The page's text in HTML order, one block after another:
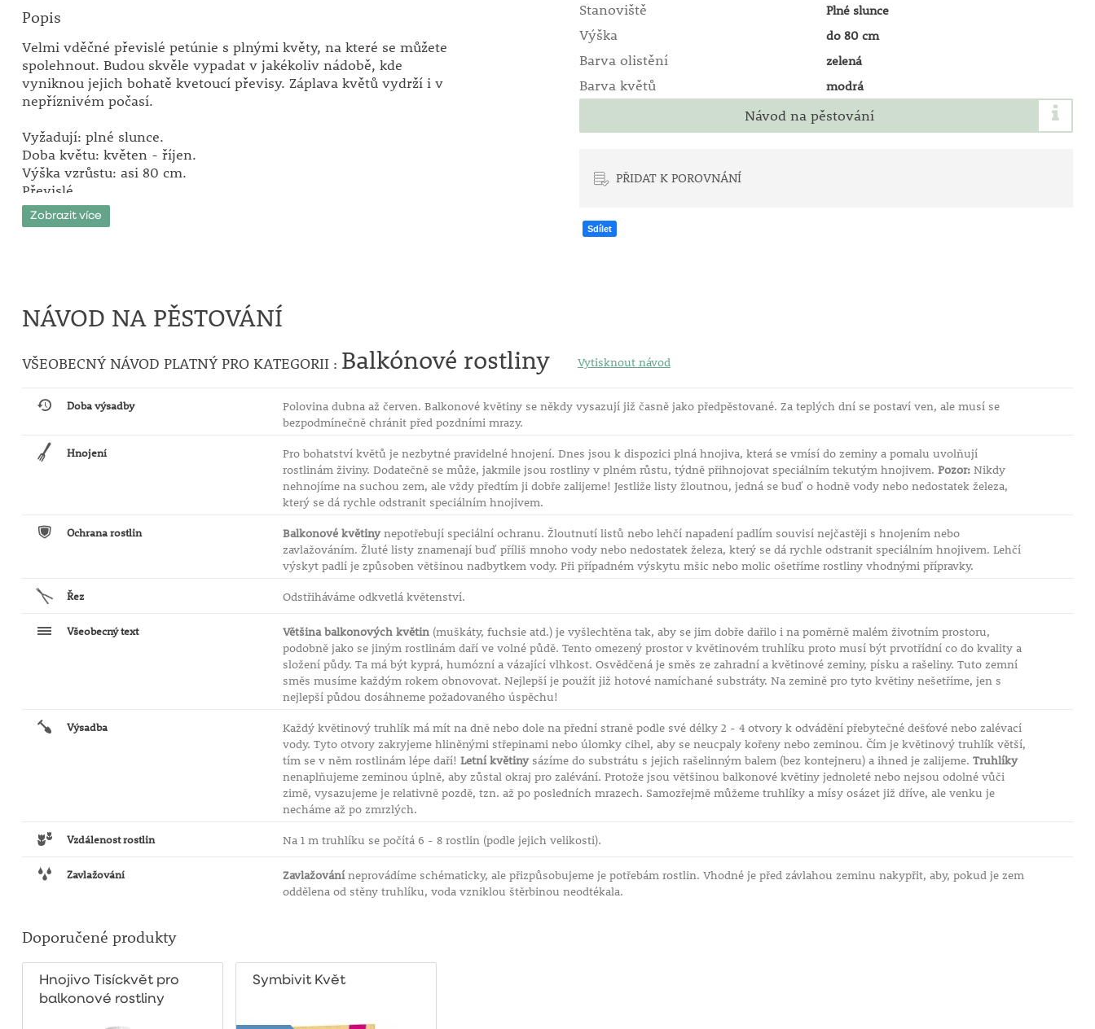
Popis
Velmi vděčné převislé petúnie s plnými květy, na které se můžete
spolehnout. Budou skvěle vypadat v jakékoliv nádobě, kde
vyniknou jejich bohatě kvetoucí převisy. Záplava květů vydrží i v
nepříznivém počasí.
Vyžadují: plné slunce.
Doba květu: květen - říjen.
Výška vzrůstu: asi 80 cm.
Převislé.
Zobrazit více
Stanoviště Plné slunce
Výška do 80 cm
Barva olistění zelená
Barva květů modrá
Návod na pěstování
PŘIDAT K POROVNÁNÍ
Sdílet
NÁVOD NA PĚSTOVÁNÍ
VŠEOBECNÝ NÁVOD PLATNÝ PRO KATEGORII : Balkónové rostliny Vytisknout návod
Doba výsadby
Polovina dubna až červen. Balkonové květiny se někdy vysazují již časně jako předpěstované. Za teplých dní se postaví ven, ale musí se
bezpodmínečně chránit před pozdními mrazy.
Hnojení
Pro bohatství květů je nezbytné pravidelné hnojení. Dnes jsou k dispozici plná hnojiva, která se vmísí do zeminy a pomalu uvolňují
rostlinám živiny. Dodatečně se může, jakmile jsou rostliny v plném růstu, týdně přihnojovat speciálním tekutým hnojivem. Pozor:Nikdy
nehnojíme na suchou zem, ale vždy předtím ji dobře zalijeme! Jestliže listy žloutnou, jedná se buď o hodně vody nebo nedostatek železa,
který se dá rychle odstranit speciálním hnojivem.
Ochrana rostlin Balkonové květinynepotřebují speciální ochranu. Žloutnutí listů nebo lehčí napadení padlím souvisí nejčastěji s hnojením nebo
zavlažováním. Žluté listy znamenají buď příliš mnoho vody nebo nedostatek železa, který se dá rychle odstranit speciálním hnojivem. Lehčí
výskyt padlí je způsoben většinou nadbytkem vody. Při případném výskytu mšic nebo molic ošetříme rostliny vhodnými přípravky.
Řez Odstřiháváme odkvetlá květenství.
Všeobecný text Většina balkonových květin(muškáty, fuchsie atd.) je vyšlechtěna tak, aby se jim dobře dařilo i na poměrně malém životním prostoru,
podobně jako se jiným rostlinám daří ve volné půdě. Tento omezený prostor v květinovém truhlíku proto musí být prvotřídní co do kvality a
složení půdy. Ta má být kyprá, humózní a vázající vlhkost. Osvědčená je směs ze zahradní a květinové zeminy, písku a rašeliny. Tuto zemní
směs musíme každým rokem obnovovat. Nejlepší je použít již hotové namíchané substráty. Na zemině pro tyto květiny nešetříme, jen s
nejlepší půdou dosáhneme požadovaného úspěchu!
Výsadba
Každý květinový truhlík má mít na dně nebo dole na přední straně podle své délky 2 - 4 otvory k odvádění přebytečné dešťové nebo zalévací
vody. Tyto otvory zakryjeme hliněnými střepinami nebo úlomky cihel, aby se neucpaly kořeny nebo zeminou. Čím je květinový truhlík větší,
tím se v něm rostlinám lépe daří! Letní květinysázíme do substrátu s jejich rašelinným balem (bez kontejneru) a ihned je zalijeme. Truhlíky
nenaplňujeme zeminou úplně, aby zůstal okraj pro zalévání. Protože jsou většinou balkonové květiny jednoleté nebo nejsou odolné vůči
zimě, vysazujeme je relativně pozdě, tzn. až po posledních mrazech. Samozřejmě můžeme truhlíky a mísy osázet již dříve, ale venku je
necháme až po zmrzlých.
Vzdálenost rostlin Na 1 m truhlíku se počítá 6 - 8 rostlin (podle jejich velikosti).
Zavlažování Zavlažováníneprovádíme schématicky, ale přizpůsobujeme je potřebám rostlin. Vhodné je před závlahou zeminu nakypřit, aby, pokud je zem
oddělena od stěny truhlíku, voda vzniklou štěrbinou neodtékala.
Doporučené produkty
Hnojivo Tisíckvět pro
balkonové rostliny
Symbivit Květ